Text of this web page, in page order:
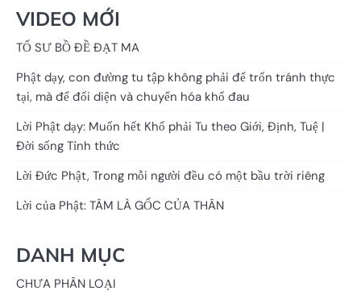
VIDEO MỚI
TỔ SƯ BỒ ĐỀ ĐẠT MA
Phật dạy, con đường tu tập không phải để trốn tránh thực
tại, mà để đối diện và chuyển hóa khổ đau
Lời Phật dạy: Muốn hết Khổ phải Tu theo Giới, Định, Tuệ |
Đời sống Tỉnh thức
Lời Đức Phật, Trong mỗi người đều có một bầu trời riêng
Lời của Phật: TÂM LÀ GỐC CỦA THÂN
DANH MỤC
CHƯA PHÂN LOẠI